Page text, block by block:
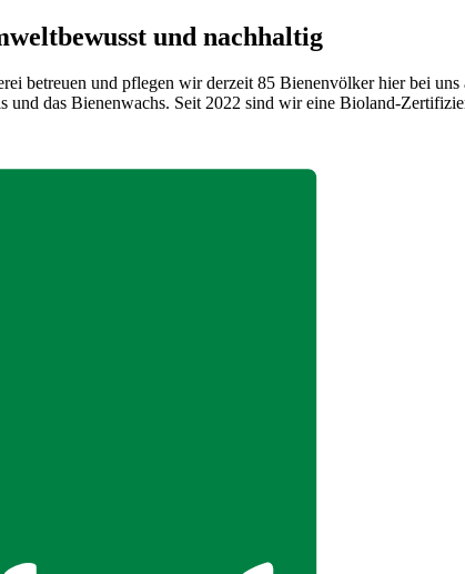
und nachhaltig
betreuen und pflegen wir derzeit 85 Bienenvölker hier bei
und das Bienenwachs. Seit 2022 sind wir eine Bioland-